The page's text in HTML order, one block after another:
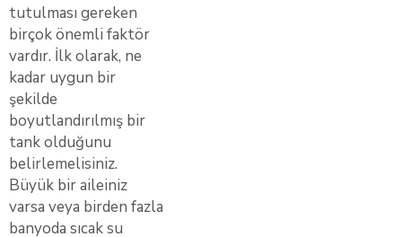
tutulması gereken
birçok önemli faktör
vardır. İlk olarak, ne
kadar uygun bir
şekilde
boyutlandırılmış bir
tank olduğunu
belirlemelisiniz.
Büyük bir aileiniz
varsa veya birden fazla
banyoda sıcak su